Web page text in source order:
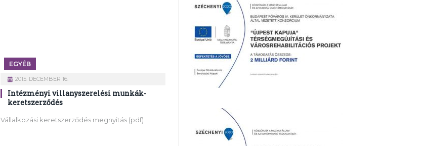
EGYÉB
2015. DECEMBER 16.
Intézményi villanyszerelési munkák-
keretszerződés
Vállalkozási keretszerződés megnyitás (pdf)